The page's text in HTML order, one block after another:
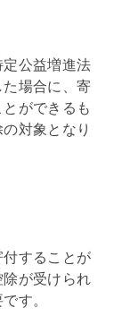
公益増進法
場合に、寄
ができるも
対象となり
することが
が受けられ
す。